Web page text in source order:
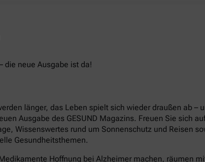
die neue Ausgabe ist da!
länger, das Leben spielt sich wieder draußen ab –
Ausgabe des GESUND Magazins. Freuen Sie sich
Wissenswertes rund um Sonnenschutz und Reisen
Gesundheitsthemen.
Hoffnung bei Alzheimer machen, räumen